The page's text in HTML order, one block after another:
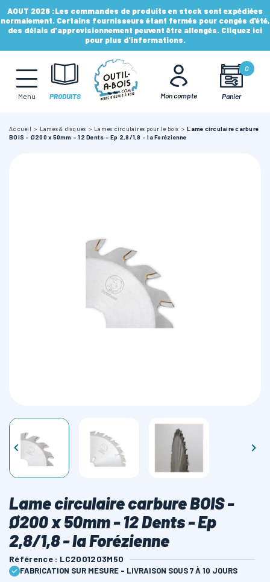
AOUT 2026 :Les commandes de produits en stock sont expédiées
normalement. Certains fournisseurs étant fermés pour congés d'été,
des délais d'approvisionnement peuvent être allongés. Cliquez ici
pour plus d'informations.
Menu PRODUITS Mon compte Panier
0
MÈCHES, FRAISES & FORETS
LAMES & DISQUES
CONSOMMABLES
FERS & PLAQUETTES
LAMES SCIES RUBAN
Accueil Lames & disques Lames circulaires pour le bois
Lame circulaire carbure
BOIS - Ø200 x 50mm - 12 Dents - Ep 2,8/1,8 - la Forézienne
 
Lame circulaire carbure BOIS -
Ø200 x 50mm - 12 Dents - Ep
2,8/1,8 - la Forézienne
Référence : LC2001203M50
FABRICATION SUR MESURE - LIVRAISON SOUS 7 À 10 JOURS